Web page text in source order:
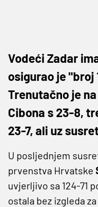
Vodeći Zadar
osigurao je "broj
Trenutačno je
Cibona s 23-8,
23-7, ali uz
U posljednjem
prvenstva Hrvatske
uvjerljivo sa 124-71
ostala bez izgleda